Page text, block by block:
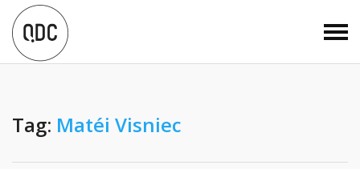
Tag: Matéi Visniec